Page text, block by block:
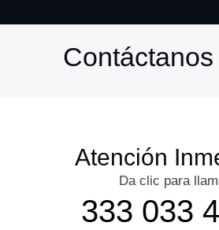
Atención
Da clic para
333 033